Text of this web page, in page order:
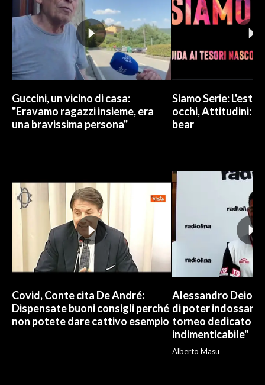
Guccini, un vicino di casa:
"Eravamo ragazzi insieme, era
una bravissima persona"
Siamo Serie:
occhi, Attitudini:
bear
Covid, Conte cita De André:
Dispensate buoni consigli perché
non potete dare cattivo esempio
Alessandro
di poter indossare
torneo dedicato a
indimenticabile"
Alberto Masu